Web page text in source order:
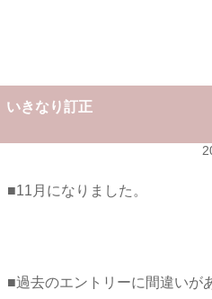
いきなり訂正
■11月になりました。
■過去のエントリーに間違いが